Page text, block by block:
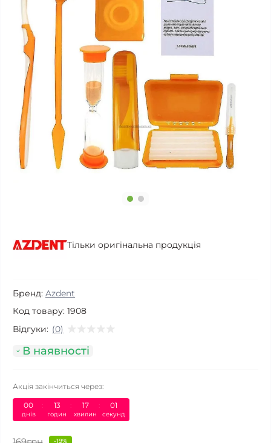
Тільки оригінальна продукція
Бренд: Azdent
Код товару: 1908
Відгуки: (0)
В наявності
Акція закінчиться через:
00
днів
13
годин
17
хвилин
01
секунд
-19%